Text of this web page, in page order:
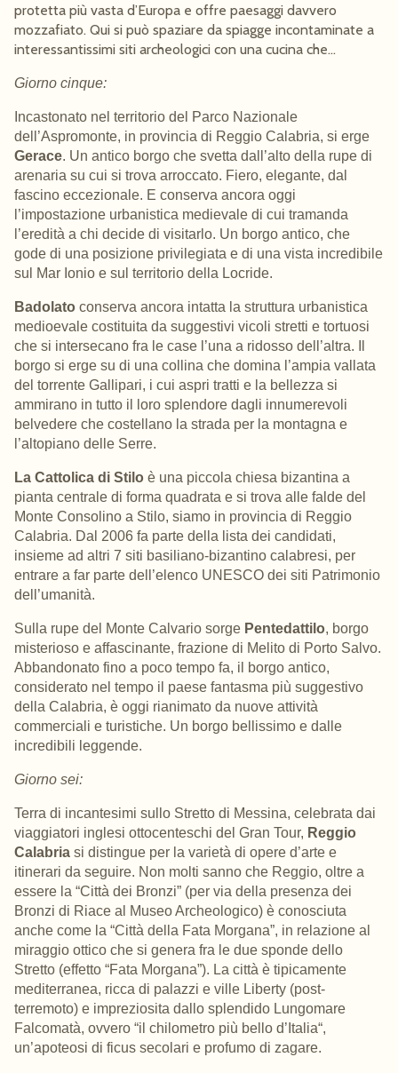
protetta più vasta d’Europa e offre paesaggi davvero
mozzafiato. Qui si può spaziare da spiagge incontaminate a
interessantissimi siti archeologici con una cucina che…
Giorno cinque:
Incastonato nel territorio del Parco Nazionale
dell’Aspromonte, in provincia di Reggio Calabria, si erge
Gerace. Un antico borgo che svetta dall’alto della rupe di
arenaria su cui si trova arroccato. Fiero, elegante, dal
fascino eccezionale. E conserva ancora oggi
l’impostazione urbanistica medievale di cui tramanda
l’eredità a chi decide di visitarlo. Un borgo antico, che
gode di una posizione privilegiata e di una vista incredibile
sul Mar Ionio e sul territorio della Locride.
Badolato conserva ancora intatta la struttura urbanistica
medioevale costituita da suggestivi vicoli stretti e tortuosi
che si intersecano fra le case l’una a ridosso dell’altra. Il
borgo si erge su di una collina che domina l’ampia vallata
del torrente Gallipari, i cui aspri tratti e la bellezza si
ammirano in tutto il loro splendore dagli innumerevoli
belvedere che costellano la strada per la montagna e
l’altopiano delle Serre.
La Cattolica di Stilo è una piccola chiesa bizantina a
pianta centrale di forma quadrata e si trova alle falde del
Monte Consolino a Stilo, siamo in provincia di Reggio
Calabria. Dal 2006 fa parte della lista dei candidati,
insieme ad altri 7 siti basiliano-bizantino calabresi, per
entrare a far parte dell’elenco UNESCO dei siti Patrimonio
dell’umanità.
Sulla rupe del Monte Calvario sorge Pentedattilo, borgo
misterioso e affascinante, frazione di Melito di Porto Salvo.
Abbandonato fino a poco tempo fa, il borgo antico,
considerato nel tempo il paese fantasma più suggestivo
della Calabria, è oggi rianimato da nuove attività
commerciali e turistiche. Un borgo bellissimo e dalle
incredibili leggende.
Giorno sei:
Terra di incantesimi sullo Stretto di Messina, celebrata dai
viaggiatori inglesi ottocenteschi del Gran Tour, Reggio
Calabria si distingue per la varietà di opere d’arte e
itinerari da seguire. Non molti sanno che Reggio, oltre a
essere la “Città dei Bronzi” (per via della presenza dei
Bronzi di Riace al Museo Archeologico) è conosciuta
anche come la “Città della Fata Morgana”, in relazione al
miraggio ottico che si genera fra le due sponde dello
Stretto (effetto “Fata Morgana”). La città è tipicamente
mediterranea, ricca di palazzi e ville Liberty (post-
terremoto) e impreziosita dallo splendido Lungomare
Falcomatà, ovvero “il chilometro più bello d’Italia“,
un’apoteosi di ficus secolari e profumo di zagare.